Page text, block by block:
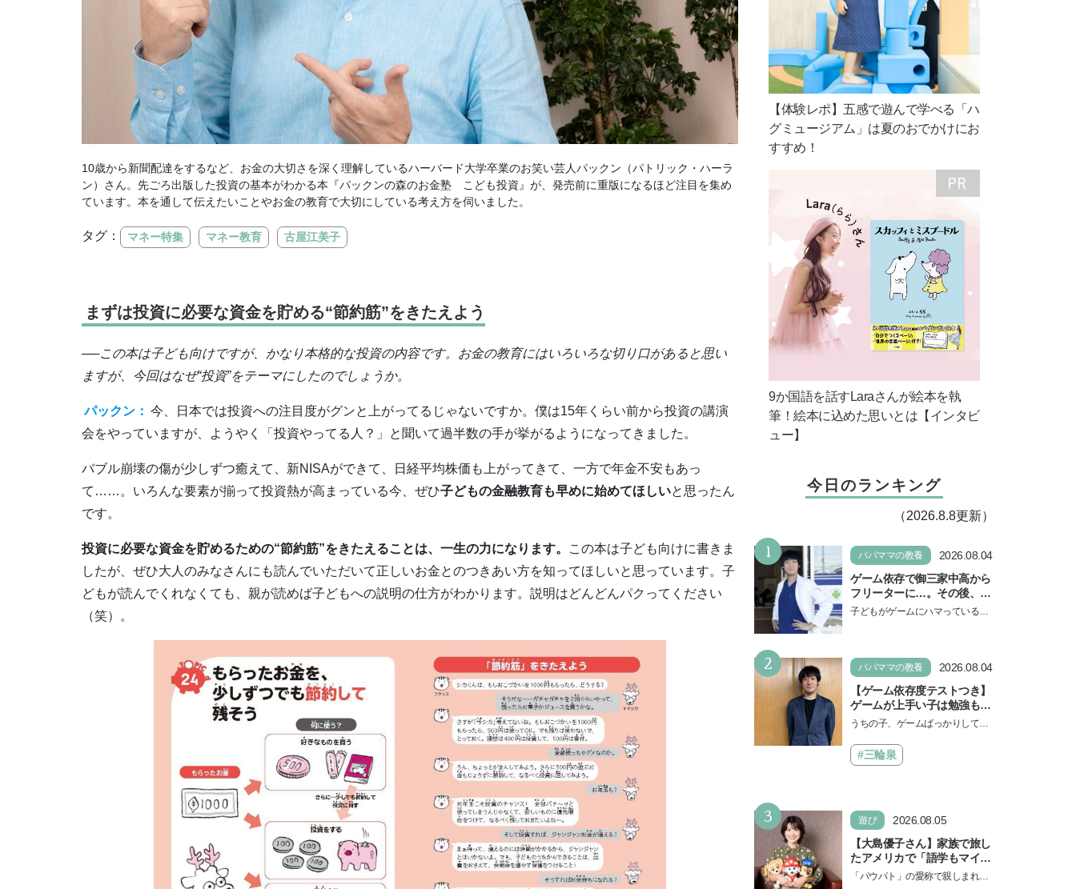
10歳から新聞配達をするなど、お金の大切さを深く理解しているハーバード大学卒業のお笑い芸人パックン（パトリック・ハーラ
ン）さん。先ごろ出版した投資の基本がわかる本『パックンの森のお金塾 こども投資』が、発売前に重版になるほど注目を集め
ています。本を通して伝えたいことやお金の教育で大切にしている考え方を伺いました。
タグ： マネー特集 マネー教育 古屋江美子
まずは投資に必要な資金を貯める“節約筋”をきたえよう
──この本は子ども向けですが、かなり本格的な投資の内容です。お金の教育にはいろいろな切り口があると思い
ますが、今回はなぜ“投資”をテーマにしたのでしょうか。
パックン： 今、日本では投資への注目度がグンと上がってるじゃないですか。僕は15年くらい前から投資の講演
会をやっていますが、ようやく「投資やってる人？」と聞いて過半数の手が挙がるようになってきました。
バブル崩壊の傷が少しずつ癒えて、新NISAができて、日経平均株価も上がってきて、一方で年金不安もあっ
て……。いろんな要素が揃って投資熱が高まっている今、ぜひ子どもの金融教育も早めに始めてほしいと思ったん
です。
投資に必要な資金を貯めるための“節約筋”をきたえることは、一生の力になります。
この本は子ども向けに書きま
したが、ぜひ大人のみなさんにも読んでいただいて正しいお金とのつきあい方を知ってほしいと思っています。子
どもが読んでくれなくても、親が読めば子どもへの説明の仕方がわかります。説明はどんどんパクってください
（笑）。
【体験レポ】五感で遊んで学べる「ハ
グミュージアム」は夏のおでかけにお
すすめ！
9か国語を話すLaraさんが絵本を執
筆！絵本に込めた思いとは【インタビ
ュー】
今日のランキング
（2026.8.8更新）
1 パパママの教養
2026.08.04
ゲーム依存で御三家中高から
フリーターに…。その後、医
学部へ逆転合格した現役医師
子どもがゲームにハマっている
2 パパママの教養
2026.08.04
【ゲーム依存度テストつき】
ゲームが上手い子は勉強もで
きる？御三家中高卒でゲーマ
えるゲームしながら受験で勝
つためのメソッド
うちの子、ゲームばっかりしてい
言し、子どもとトラブルになる家
庭は多いもの。でも…
#三輪泉
3 遊び
2026.08.05
【大島優子さん】家族で旅し
たアメリカで「語学もマイン
ドも！ 子どもの成長はすごか
「パウパト」の愛称で親しまれる